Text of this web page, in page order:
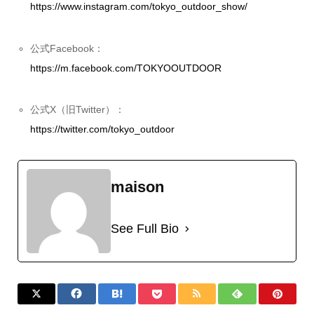
https://www.instagram.com/tokyo_outdoor_show/
公式Facebook：
https://m.facebook.com/TOKYOOUTDOOR
公式X（旧Twitter）：
https://twitter.com/tokyo_outdoor
maison
See Full Bio